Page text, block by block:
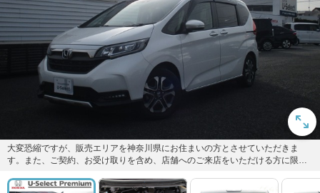
大変恐縮ですが、販売エリアを神奈川県にお住まいの方とさせていただきま
す。また、ご契約、お受け取りを含め、店舗へのご来店をいただける方に限ら